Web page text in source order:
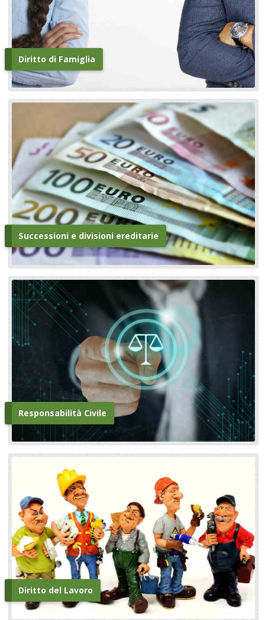
Diritto di Famiglia
Successioni e divisioni ereditarie
Responsabilità Civile
Diritto del Lavoro